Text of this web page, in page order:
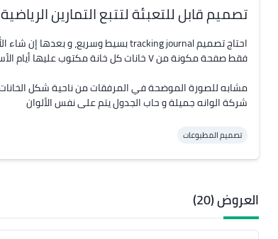
تصميم قابل للتعبئة لتتبع التمارين الرياضية
شركة الوانه جميلة و حاب الجدول يتم على نفس الألوان
تصميم المطبوعات
العروض (20)